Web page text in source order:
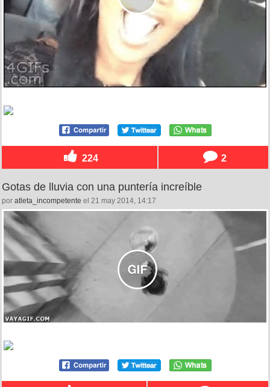
224 2
Gotas de lluvia con una puntería increíble
por atleta_incompetente el 21 may 2014, 14:17